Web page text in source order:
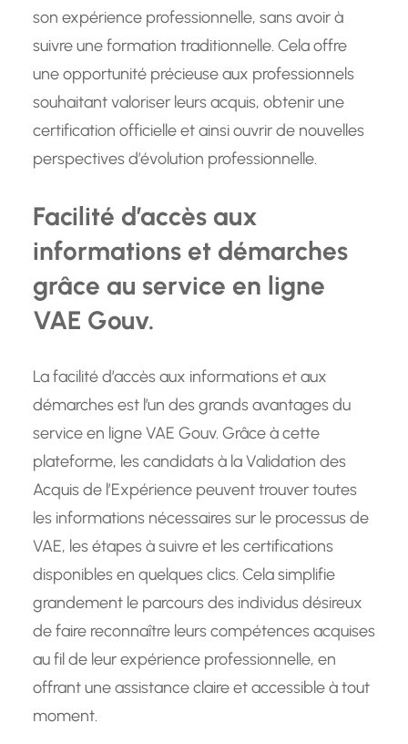
son expérience professionnelle, sans avoir à
suivre une formation traditionnelle. Cela offre
une opportunité précieuse aux professionnels
souhaitant valoriser leurs acquis, obtenir une
certification officielle et ainsi ouvrir de nouvelles
perspectives d’évolution professionnelle.
Facilité d’accès aux
informations et démarches
grâce au service en ligne
VAE Gouv.
La facilité d’accès aux informations et aux
démarches est l’un des grands avantages du
service en ligne VAE Gouv. Grâce à cette
plateforme, les candidats à la Validation des
Acquis de l’Expérience peuvent trouver toutes
les informations nécessaires sur le processus de
VAE, les étapes à suivre et les certifications
disponibles en quelques clics. Cela simplifie
grandement le parcours des individus désireux
de faire reconnaître leurs compétences acquises
au fil de leur expérience professionnelle, en
offrant une assistance claire et accessible à tout
moment.